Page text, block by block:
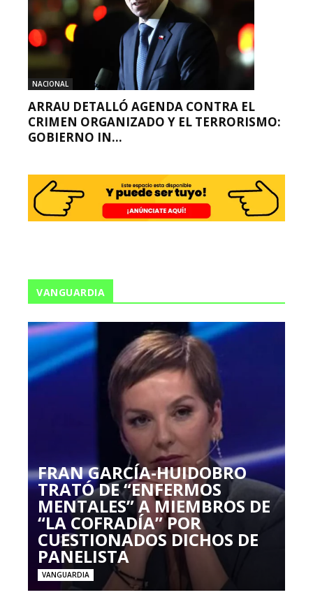
NACIONAL
ARRAU DETALLÓ AGENDA CONTRA EL
CRIMEN ORGANIZADO Y EL TERRORISMO:
GOBIERNO IN...
VANGUARDIA
FRAN GARCÍA-HUIDOBRO
TRATÓ DE “ENFERMOS
MENTALES” A MIEMBROS DE
“LA COFRADÍA” POR
CUESTIONADOS DICHOS DE
PANELISTA
VANGUARDIA